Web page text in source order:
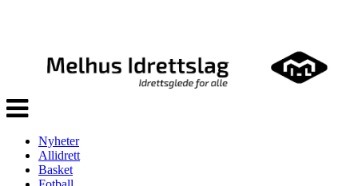
Veksle
navigasjon
Nyheter
Allidrett
Basket